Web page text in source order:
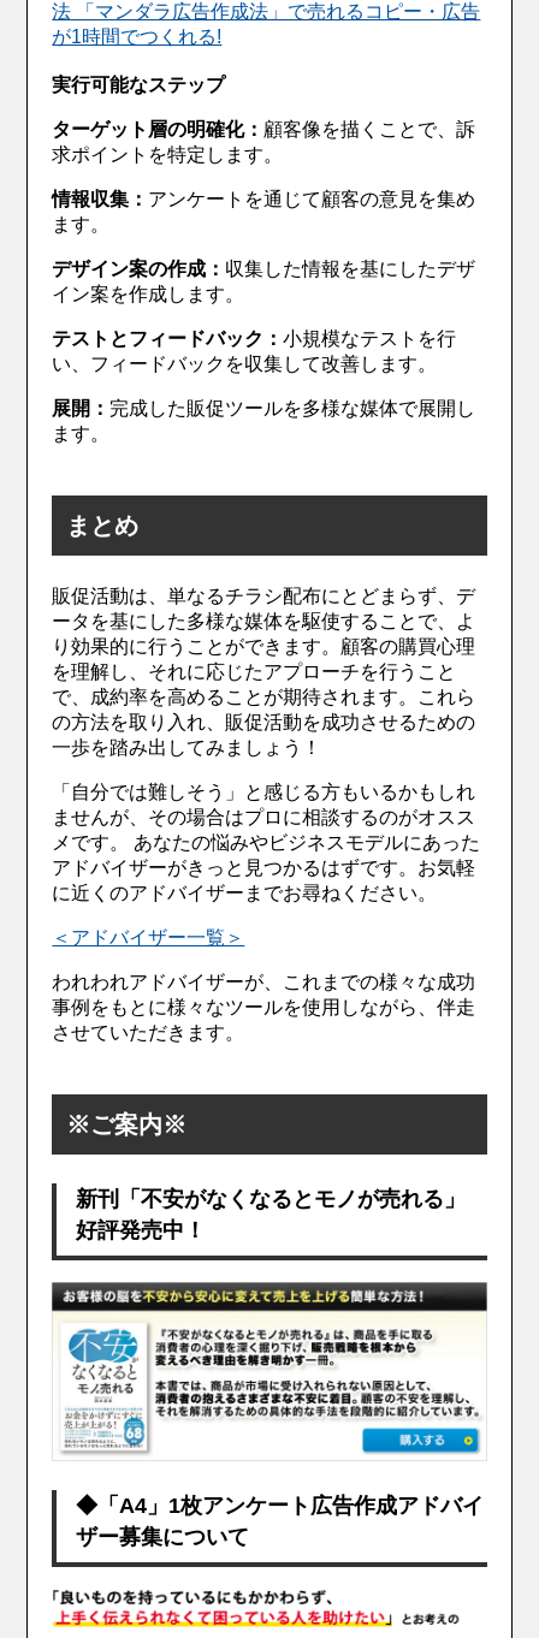
法 「マンダラ広告作成法」で売れるコピー・広告
が1時間でつくれる!
実行可能なステップ
ターゲット層の明確化： 顧客像を描くことで、訴
求ポイントを特定します。
情報収集： アンケートを通じて顧客の意見を集め
ます。
デザイン案の作成： 収集した情報を基にしたデザ
イン案を作成します。
テストとフィードバック：小規模なテストを行
い、フィードバックを収集して改善します。
展開： 完成した販促ツールを多様な媒体で展開し
ます。
まとめ
販促活動は、単なるチラシ配布にとどまらず、デ
ータを基にした多様な媒体を駆使することで、よ
り効果的に行うことができます。顧客の購買心理
を理解し、それに応じたアプローチを行うこと
で、成約率を高めることが期待されます。これら
の方法を取り入れ、販促活動を成功させるための
一歩を踏み出してみましょう！
「自分では難しそう」と感じる方もいるかもしれ
ませんが、その場合はプロに相談するのがオスス
メです。 あなたの悩みやビジネスモデルにあった
アドバイザーがきっと見つかるはずです。お気軽
に近くのアドバイザーまでお尋ねください。
＜アドバイザー一覧＞
われわれアドバイザーが、これまでの様々な成功
事例をもとに様々なツールを使用しながら、伴走
させていただきます。
※ご案内※
新刊「不安がなくなるとモノが売れる」
好評発売中！
◆「A4」1枚アンケート広告作成アドバイ
ザー募集について